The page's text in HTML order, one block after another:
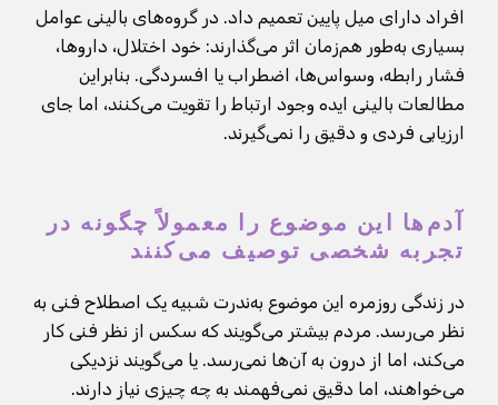
افراد دارای میل پایین تعمیم داد. در گروه‌های بالینی عوامل
بسیاری به‌طور هم‌زمان اثر می‌گذارند: خود اختلال، داروها،
فشار رابطه، وسواس‌ها، اضطراب یا افسردگی. بنابراین
مطالعات بالینی ایده وجود ارتباط را تقویت می‌کنند، اما جای
ارزیابی فردی و دقیق را نمی‌گیرند.
آدم‌ها این موضوع را معمولاً چگونه در
تجربه شخصی توصیف می‌کنند
در زندگی روزمره این موضوع به‌ندرت شبیه یک اصطلاح فنی به
نظر می‌رسد. مردم بیشتر می‌گویند که سکس از نظر فنی کار
می‌کند، اما از درون به آن‌ها نمی‌رسد. یا می‌گویند نزدیکی
می‌خواهند، اما دقیق نمی‌فهمند به چه چیزی نیاز دارند.